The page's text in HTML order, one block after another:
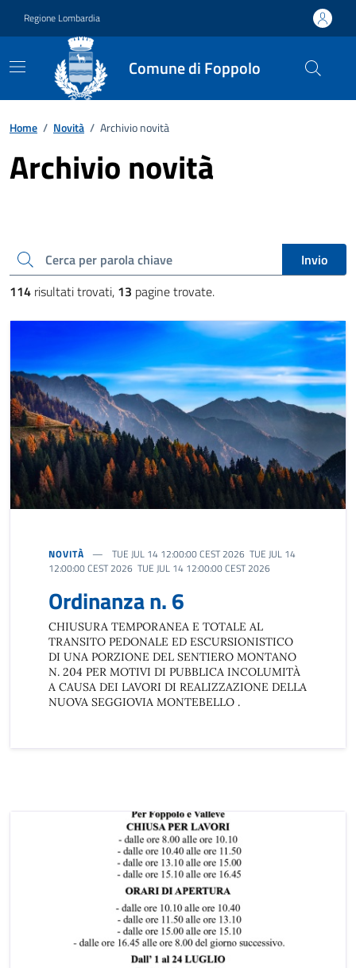
Regione Lombardia
Comune di Foppolo
Home / Novità / Archivio novità
Archivio novità
Cerca una parola chiave
Invio
114 risultati trovati, 13 pagine trovate.
NOVITÀ
TUE JUL 14 12:00:00 CEST 2026 TUE JUL 14
12:00:00 CEST 2026 TUE JUL 14 12:00:00 CEST 2026
Ordinanza n. 6
CHIUSURA TEMPORANEA E TOTALE AL
TRANSITO PEDONALE ED ESCURSIONISTICO
DI UNA PORZIONE DEL SENTIERO MONTANO
N. 204 PER MOTIVI DI PUBBLICA INCOLUMITÀ
A CAUSA DEI LAVORI DI REALIZZAZIONE DELLA
NUOVA SEGGIOVIA MONTEBELLO .